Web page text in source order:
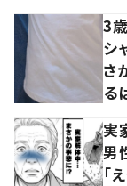
3
シ
さ
る
実
男
「